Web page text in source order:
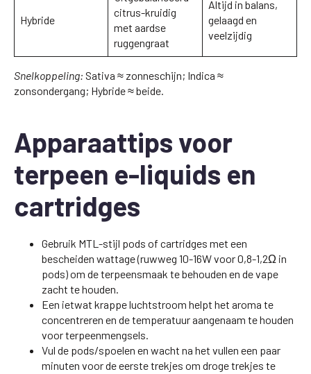
Hybride
citrus-kruidig
met aardse
ruggengraat
Altijd in balans,
gelaagd en
veelzijdig
Snelkoppeling: Sativa ≈ zonneschijn; Indica ≈
zonsondergang; Hybride ≈ beide.
Apparaattips voor
terpeen e-liquids en
cartridges
Gebruik MTL-stijl pods of cartridges met een
bescheiden wattage (ruwweg 10-16W voor 0,8-1,2Ω in
pods) om de terpeensmaak te behouden en de vape
zacht te houden.
Een ietwat krappe luchtstroom helpt het aroma te
concentreren en de temperatuur aangenaam te houden
voor terpeenmengsels.
Vul de pods/spoelen en wacht na het vullen een paar
minuten voor de eerste trekjes om droge trekjes te